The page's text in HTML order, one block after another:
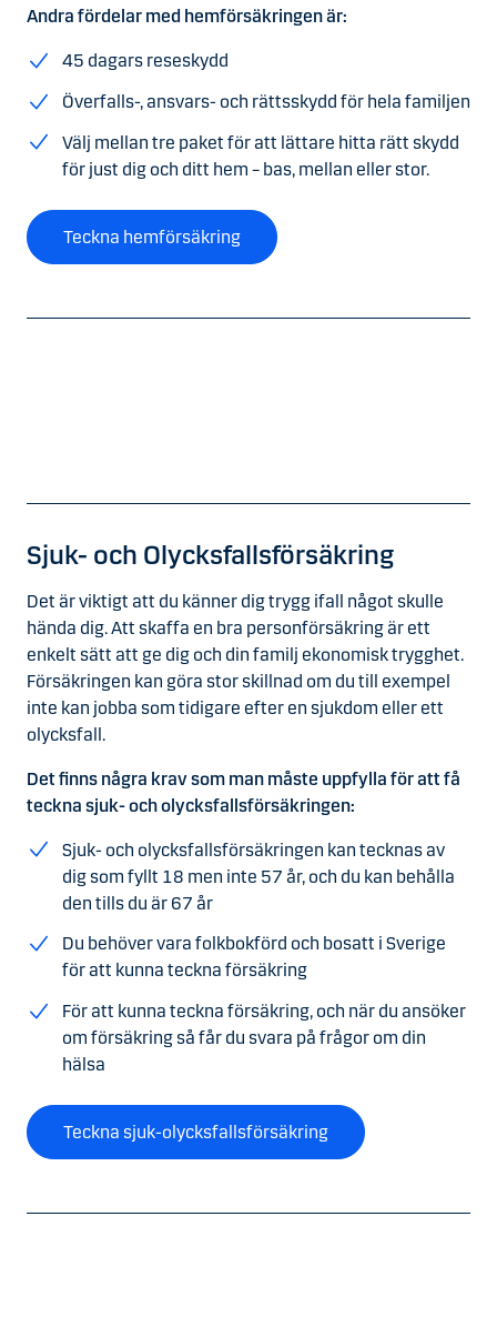
Andra fördelar med hemförsäkringen är:
45 dagars reseskydd
Överfalls-, ansvars- och rättsskydd för hela familjen
Välj mellan tre paket för att lättare hitta rätt skydd
för just dig och ditt hem – bas, mellan eller stor.​
Teckna hemförsäkring
Sjuk- och Olycksfallsförsäkring
Det är viktigt att du känner dig trygg ifall något skulle
hända dig. Att skaffa en bra personförsäkring är ett
enkelt sätt att ge dig och din familj ekonomisk trygghet.
Försäkringen kan göra stor skillnad om du till exempel
inte kan jobba som tidigare efter en sjukdom eller ett
olycksfall.
Det finns några krav som man måste uppfylla för att få
teckna sjuk- och olycksfallsförsäkringen:
Sjuk- och olycksfallsförsäkringen kan tecknas av
dig som fyllt 18 men inte 57 år, och du kan behålla
den tills du är 67 år
Du behöver vara folkbokförd och bosatt i Sverige
för att kunna teckna försäkring
För att kunna teckna försäkring, och när du ansöker
om försäkring så får du svara på frågor om din
hälsa
Teckna sjuk-olycksfallsförsäkring